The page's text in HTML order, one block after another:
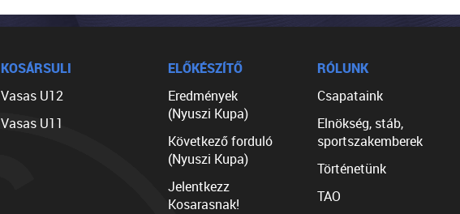
KOSÁRSULI
Vasas U12
Vasas U11
ELŐKÉSZÍTŐ
Eredmények
(Nyuszi Kupa)
Következő forduló
(Nyuszi Kupa)
Jelentkezz
Kosarasnak!
RÓLUNK
Csapataink
Elnökség, stáb,
sportszakemberek
Történetünk
TAO